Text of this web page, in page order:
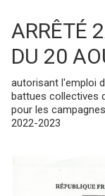
ARRÊTÉ
DU 20
autorisant l'emploi
battues collectives
pour les
2022-2023